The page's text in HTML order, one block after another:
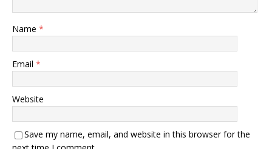
Name *
Email *
Website
Save my name, email, and website in this browser for the